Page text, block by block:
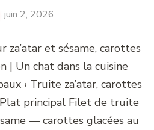
juin 2, 2026
et sésame, carottes
| Un chat dans la cuisine
› Truite za’atar, carottes
principal Filet de truite
— carottes glacées au